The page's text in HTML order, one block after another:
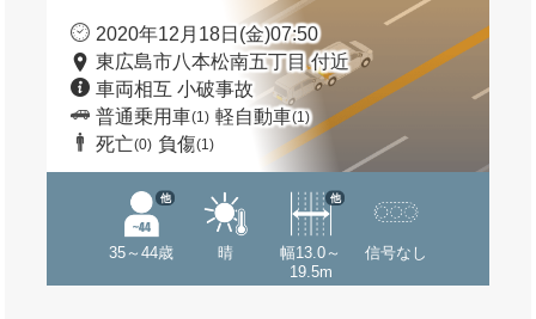
2020年12月18日(金)07:50
東広島市八本松南五丁目 付近
車両相互 小破事故
普通乗用車(1) 軽自動車(1)
死亡(0) 負傷(1)
35～44歳
他
晴
幅13.0～
19.5m
他
信号なし